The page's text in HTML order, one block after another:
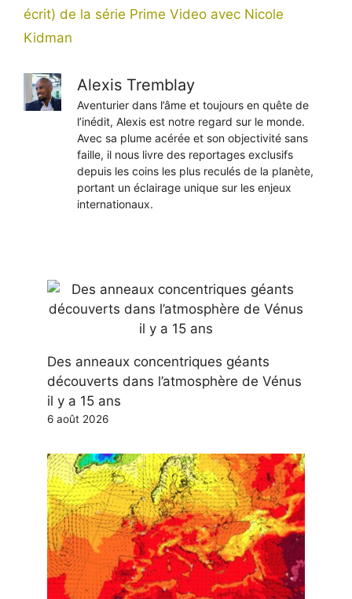
écrit) de la série Prime Video avec Nicole
Kidman
Alexis Tremblay
Aventurier dans l’âme et toujours en quête de
l’inédit, Alexis est notre regard sur le monde.
Avec sa plume acérée et son objectivité sans
faille, il nous livre des reportages exclusifs
depuis les coins les plus reculés de la planète,
portant un éclairage unique sur les enjeux
internationaux.
Des anneaux concentriques géants
découverts dans l’atmosphère de Vénus
il y a 15 ans
6 août 2026